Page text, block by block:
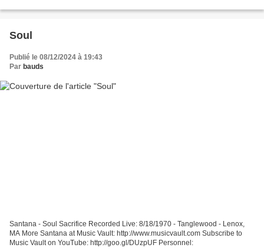
Soul
Publié le 08/12/2024 à 19:43
Par bauds
Santana - Soul Sacrifice Recorded Live: 8/18/1970 - Tanglewood - Lenox,
MA More Santana at Music Vault: http://www.musicvault.com Subscribe to
Music Vault on YouTube: http://goo.gl/DUzpUF Personnel: